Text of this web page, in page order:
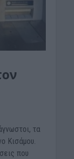
τα
Κισάμου.
που